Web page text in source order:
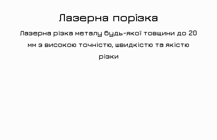
Лазерна порізка
Лазерна різка металу будь-якої товщини до 20
мм з високою точністю, швидкістю та якістю
різки